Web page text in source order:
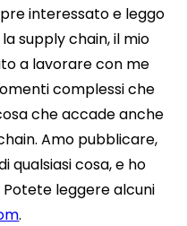
interessato e leggo
supply chain, il mio
a lavorare con me
complessi che
che accade anche
Amo pubblicare,
qualsiasi cosa, e ho
leggere alcuni
.